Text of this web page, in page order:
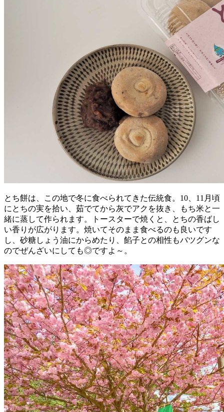
とち餅は、この地で冬に食べられてきた伝統食。10、11月頃
にとちの実を拾い、茹でてから灰でアクを抜き、もち米と一
緒に蒸して作られます。トースターで焼くと、とちの香ばし
い香りが広がります。焼いてそのまま食べるのも良いです
し、砂糖しょう油にからめたり、餡子との相性もバツグンな
のでぜんざいにしても◎ですよ～。